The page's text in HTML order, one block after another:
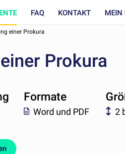
FAQ KONTAKT MEIN
einer Prokura
Prokura
Formate
Word und PDF 2